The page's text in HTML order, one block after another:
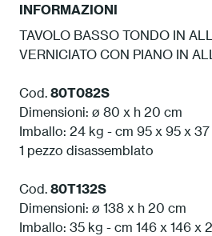
INFORMAZIONI
TAVOLO BASSO TONDO IN
VERNICIATO CON PIANO IN
Cod. 80T082S
Dimensioni: ø 80 x h 20 cm
Imballo: 24 kg - cm 95 x 95 x 37
1 pezzo disassemblato
Cod. 80T132S
Dimensioni: ø 138 x h 20 cm
Imballo: 35 kg - cm 146 x 146 x